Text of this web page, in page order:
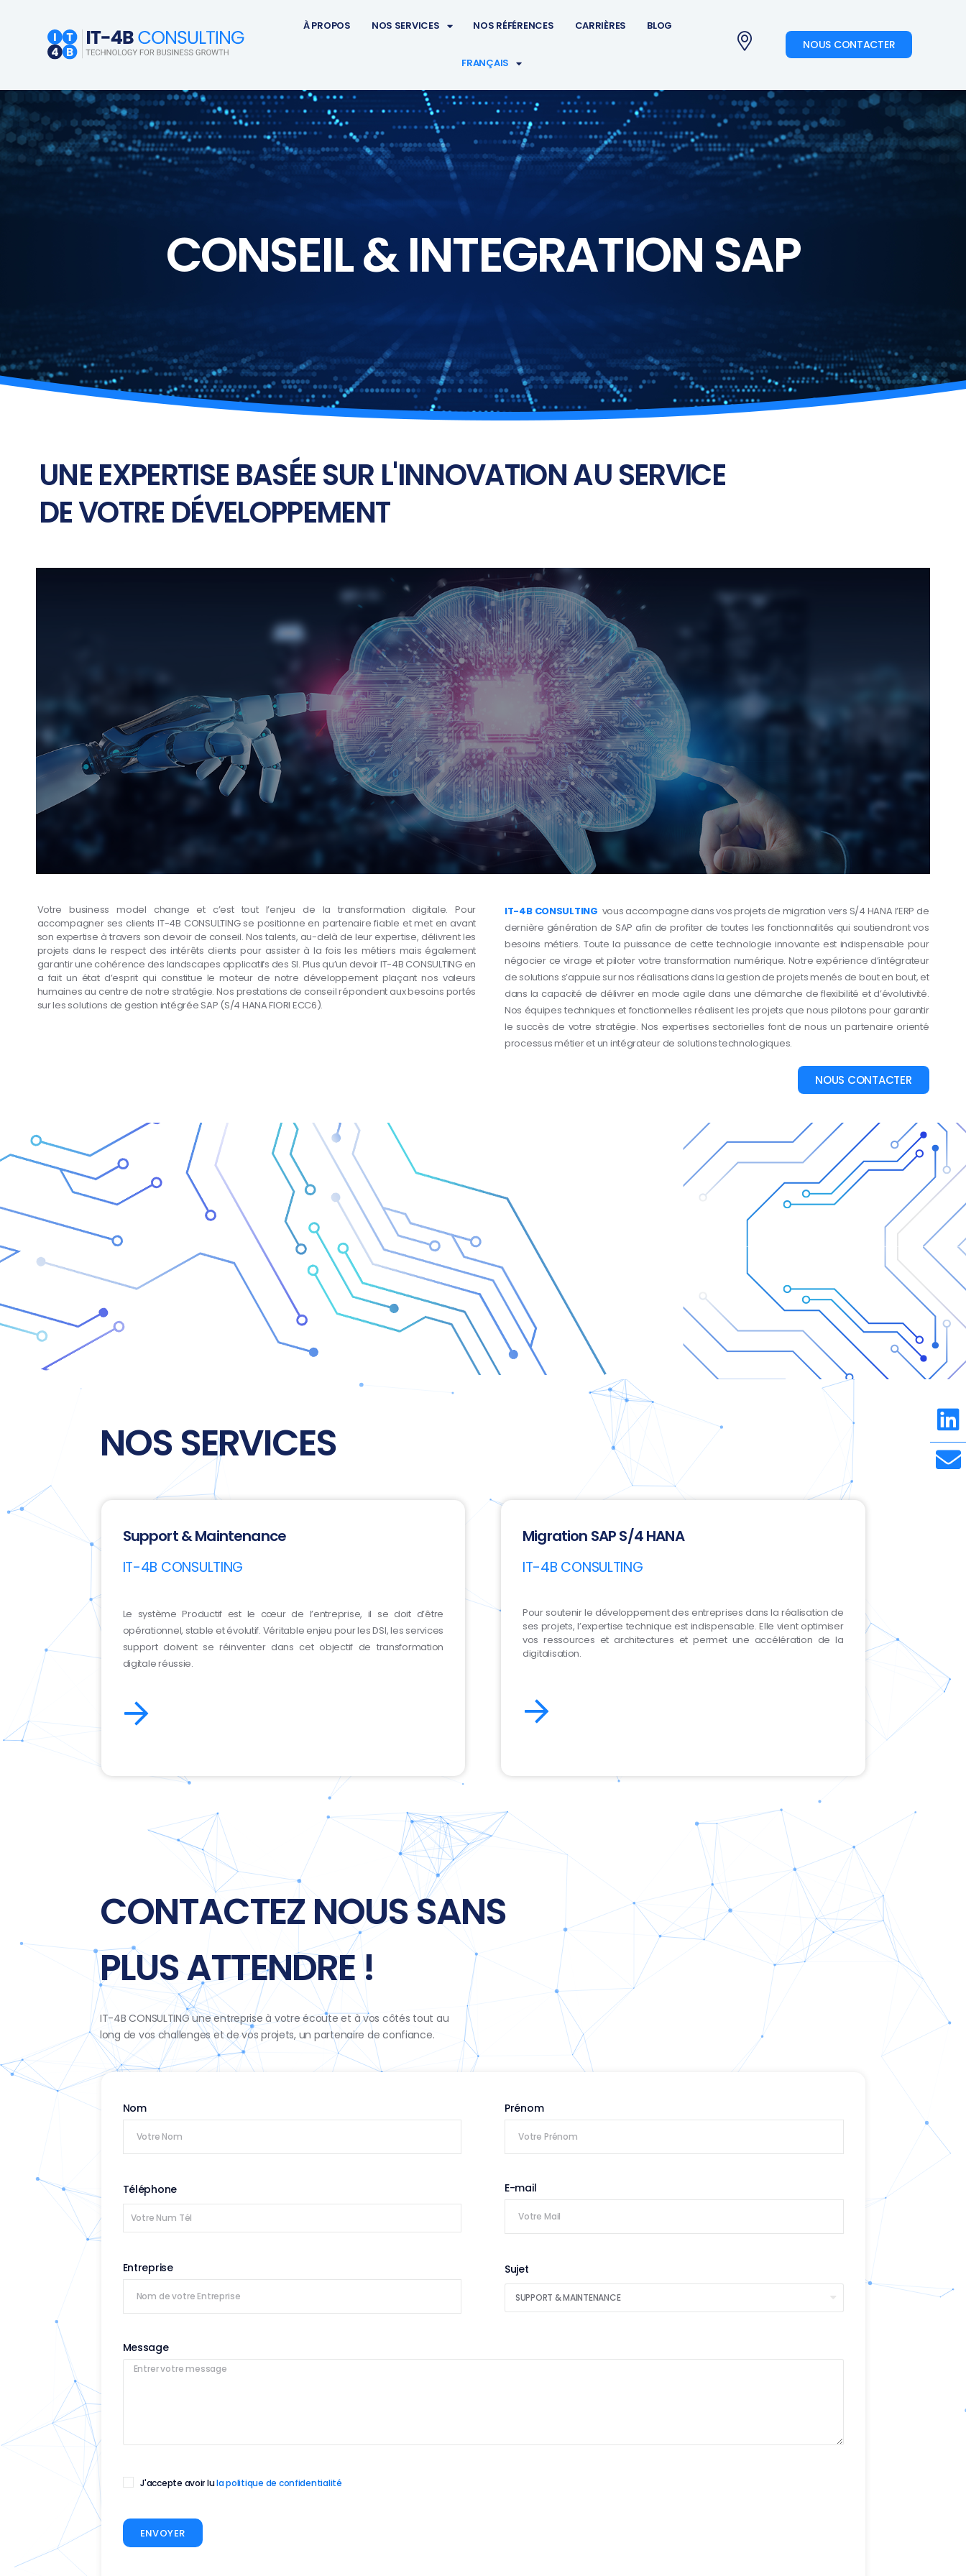
À PROPOS NOS SERVICES NOS RÉFÉRENCES CARRIÈRES BLOG
FRANÇAIS
NOUS CONTACTER
CONSEIL & INTEGRATION SAP
UNE EXPERTISE BASÉE SUR L'INNOVATION AU SERVICE
DE VOTRE DÉVELOPPEMENT
Votre business model change et c’est tout l’enjeu de la transformation digitale. Pour
accompagner ses clients IT-4B CONSULTING se positionne en partenaire fiable et met en avant
son expertise à travers son devoir de conseil. Nos talents, au-delà de leur expertise, délivrent les
projets dans le respect des intérêts clients pour assister à la fois les métiers mais également
garantir une cohérence des landscapes applicatifs des SI. Plus qu’un devoir IT-4B CONSULTING en
a fait un état d’esprit qui constitue le moteur de notre développement plaçant nos valeurs
humaines au centre de notre stratégie. Nos prestations de conseil répondent aux besoins portés
sur les solutions de gestion intégrée SAP (S/4 HANA FIORI ECC6).
IT-4B CONSULTING vous accompagne dans vos projets de migration vers S/4 HANA l’ERP de
dernière génération de SAP afin de profiter de toutes les fonctionnalités qui soutiendront vos
besoins métiers. Toute la puissance de cette technologie innovante est indispensable pour
négocier ce virage et piloter votre transformation numérique. Notre expérience d’intégrateur
de solutions s’appuie sur nos réalisations dans la gestion de projets menés de bout en bout, et
dans la capacité de délivrer en mode agile dans une démarche de flexibilité et d’évolutivité.
Nos équipes techniques et fonctionnelles réalisent les projets que nous pilotons pour garantir
le succès de votre stratégie. Nos expertises sectorielles font de nous un partenaire orienté
processus métier et un intégrateur de solutions technologiques.
NOUS CONTACTER
NOS SERVICES
Support & Maintenance
IT-4B CONSULTING
Le système Productif est le cœur de l’entreprise, il se doit d’être
opérationnel, stable et évolutif. Véritable enjeu pour les DSI, les services
support doivent se réinventer dans cet objectif de transformation
digitale réussie.
Migration SAP S/4 HANA
IT-4B CONSULTING
Pour soutenir le développement des entreprises dans la réalisation de
ses projets, l’expertise technique est indispensable. Elle vient optimiser
vos ressources et architectures et permet une accélération de la
digitalisation.
CONTACTEZ NOUS SANS
PLUS ATTENDRE !
IT-4B CONSULTING une entreprise à votre écoute et à vos côtés tout au
long de vos challenges et de vos projets, un partenaire de confiance.
Nom Prénom
Téléphone E-mail
Entreprise Sujet
Message
J'accepte avoir lula politique de confidentialité
ENVOYER